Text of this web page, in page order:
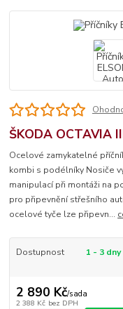
ŠKODA OCTAVIA
Ocelové zamykatelné
kombi s podélníky Nosiče
manipulací při montáži na
pro připevnění střešního
ocelové tyče lze připevn...
Dostupnost 1 - 3 dny
2 890 Kč/sada
2 388 Kč bez DPH